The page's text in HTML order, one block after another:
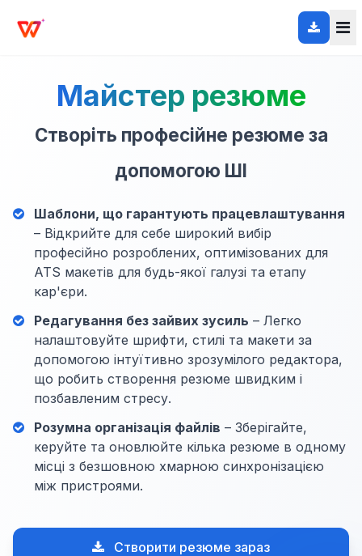
Майстер резюме
Створіть професійне резюме за
допомогою ШІ
Шаблони, що гарантують працевлаштування
– Відкрийте для себе широкий вибір
професійно розроблених, оптимізованих для
ATS макетів для будь-якої галузі та етапу
кар'єри.
Редагування без зайвих зусиль – Легко
налаштовуйте шрифти, стилі та макети за
допомогою інтуїтивно зрозумілого редактора,
що робить створення резюме швидким і
позбавленим стресу.
Розумна організація файлів – Зберігайте,
керуйте та оновлюйте кілька резюме в одному
місці з безшовною хмарною синхронізацією
між пристроями.
Створити резюме зараз